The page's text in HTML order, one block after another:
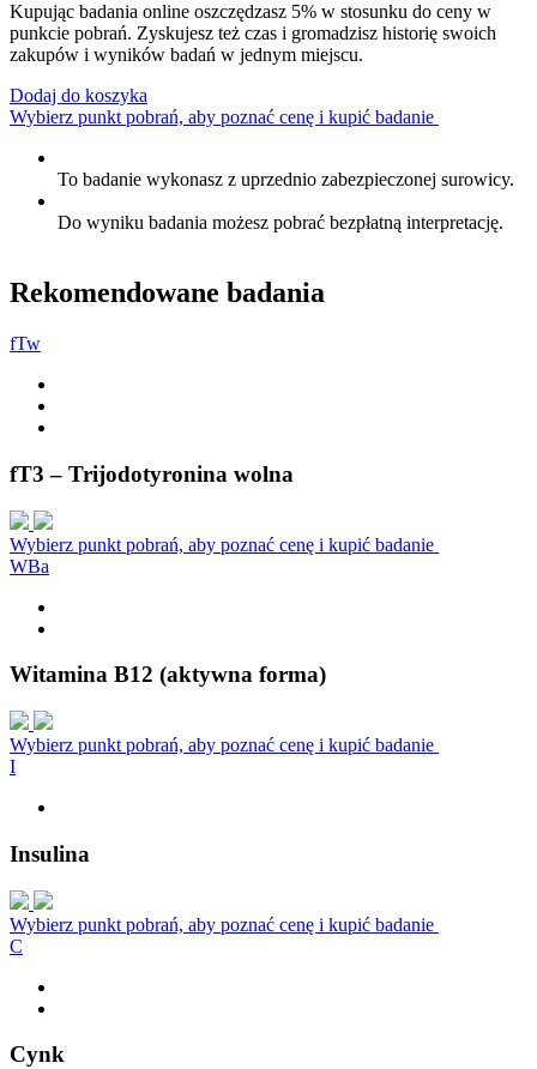
Kupując badania online oszczędzasz 5% w stosunku do ceny w
punkcie pobrań. Zyskujesz też czas i gromadzisz historię swoich
zakupów i wyników badań w jednym miejscu.
Dodaj do koszyka
Wybierz punkt pobrań, aby poznać cenę i kupić badanie
To badanie wykonasz z uprzednio zabezpieczonej surowicy.
Do wyniku badania możesz pobrać bezpłatną interpretację.
Rekomendowane badania
fTw
fT3 – Trijodotyronina wolna
Wybierz punkt pobrań, aby poznać cenę i kupić badanie
WBa
Witamina B12 (aktywna forma)
Wybierz punkt pobrań, aby poznać cenę i kupić badanie
I
Insulina
Wybierz punkt pobrań, aby poznać cenę i kupić badanie
C
Cynk